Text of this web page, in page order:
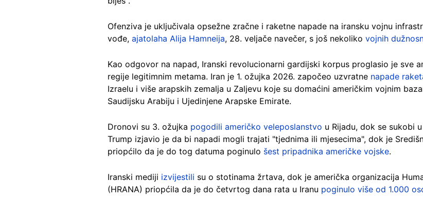
Ofenziva je uključivala opsežne zračne i raketne napade na iransku vojnu
vođe, ajatolaha Alija Hamneija, 28. veljače navečer, s još nekoliko vojnih
Kao odgovor na napad, Iranski revolucionarni gardijski korpus proglasio je sve
regije legitimnim metama. Iran je 1. ožujka 2026. započeo uzvratne napade
Izraelu i više arapskih zemalja u Zaljevu koje su domaćini američkim vojnim
Saudijsku Arabiju i Ujedinjene Arapske Emirate.
Dronovi su 3. ožujka pogodili američko veleposlanstvo u Rijadu, dok se sukobi
Trump izjavio je da bi napadi mogli trajati "tjednima ili mjesecima", dok je
priopćilo da je do tog datuma poginulo šest pripadnika američke vojske.
Iranski mediji izvijestili su o stotinama žrtava, dok je američka organizacija
(HRANA) priopćila da je do četvrtog dana rata u Iranu poginulo više od 1.000